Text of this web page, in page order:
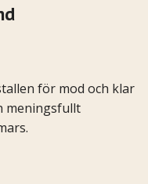
för mod och klar
meningsfullt